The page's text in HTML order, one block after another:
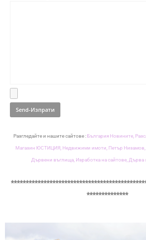
Разгледайте и нашите сайтове :България Новините,
Магазин ЮСТИЦИЯ, Недвижими имоти, Петър Низамов,
Дървени въглища, Изработка на сайтове, Дърва
**************